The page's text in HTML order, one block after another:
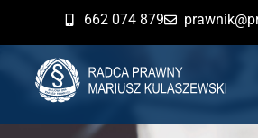
662 074 879
Polityka prywatności
Strona główna»Polityka prywatności